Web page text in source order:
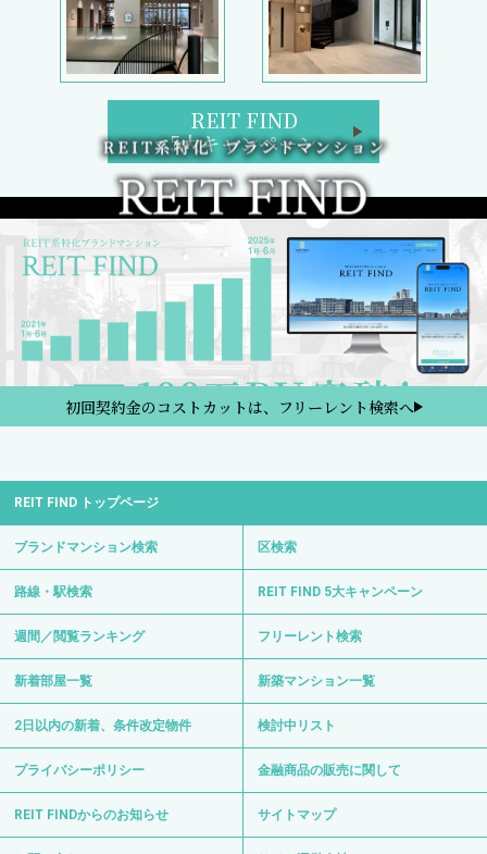
REIT FIND
5大キャンペーン
初回契約金のコストカットは、フリーレント検索へ
REIT FIND トップページ
ブランドマンション検索 区検索
路線・駅検索 REIT FIND 5大キャンペーン
週間／閲覧ランキング フリーレント検索
新着部屋一覧 新築マンション一覧
2日以内の新着、条件改定物件 検討中リスト
プライバシーポリシー 金融商品の販売に関して
REIT FINDからのお知らせ サイトマップ